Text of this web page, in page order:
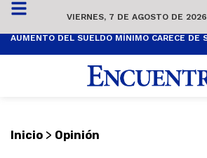
VIERNES, 7 DE AGOSTO DE 2026
Inicio > Opinión